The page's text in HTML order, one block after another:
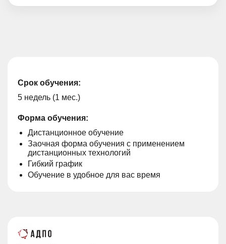
Срок обучения:
5 недель (1 мес.)
Форма обучения:
Дистанционное обучение
Заочная форма обучения с применением
дистанционных технологий
Гибкий график
Обучение в удобное для вас время